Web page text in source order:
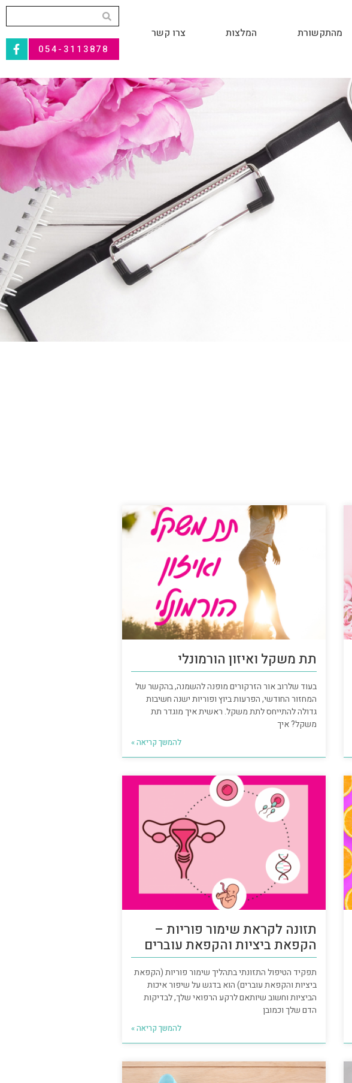
מהתקשורת המלצות צרו קשר
054-3113878
תת משקל ואיזון הורמונלי
בעוד שלרוב אור הזרקורים מופנה להשמנה, בהקשר של
המחזור החודשי, הפרעות ביוץ ופוריות ישנה חשיבות
גדולה להתייחס לתת משקל. ראשית איך מוגדר תת
משקל? איך
להמשך קריאה »
תזונה לקראת שימור פוריות –
הקפאת ביציות והקפאת עוברים
תפקיד הטיפול התזונתי בתהליך שימור פוריות (הקפאת
ביציות והקפאת עוברים) הוא בדגש על שיפור איכות
הביציות וחשוב שיותאם לרקע הרפואי שלך, לבדיקות
הדם שלך וכמובן
להמשך קריאה »